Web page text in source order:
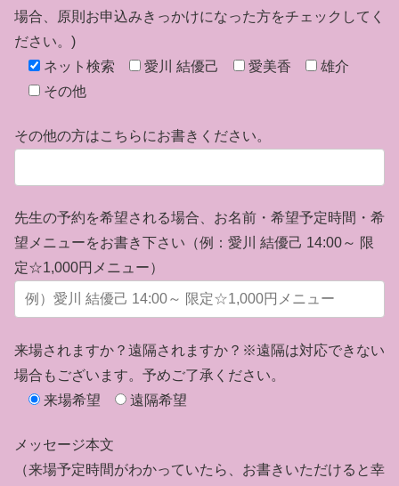
場合、原則お申込みきっかけになった方をチェックしてく
ださい。)
ネット検索
愛川 結優己 愛美香
雄介
その他
その他の方はこちらにお書きください。
先生の予約を希望される場合、お名前・希望予定時間・希
望メニューをお書き下さい（例：愛川 結優己 14:00～ 限
定☆1,000円メニュー）
来場されますか？遠隔されますか？※遠隔は対応できない
場合もございます。予めご了承ください。
来場希望
遠隔希望
メッセージ本文
（来場予定時間がわかっていたら、お書きいただけると幸